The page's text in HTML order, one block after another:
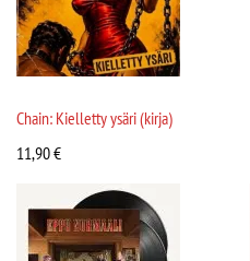
Chain: Kielletty ysäri (kirja)
11,90€